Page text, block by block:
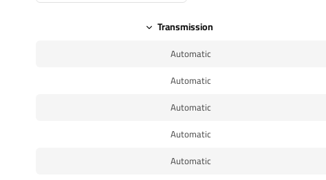
Transmission
Automatic
Automatic
Automatic
Automatic
Automatic